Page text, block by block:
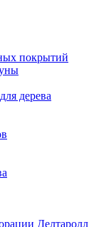
покрытий
дерева
Делтаролл